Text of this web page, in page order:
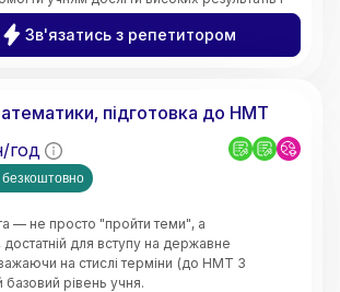
цікавим та ефективним.
Зв'язатись з репетитором
підготовка до НМТ
год
— не просто "пройти теми", а
достатній для вступу на державне
на стислі терміни (до НМТ 3
базовий рівень учня.